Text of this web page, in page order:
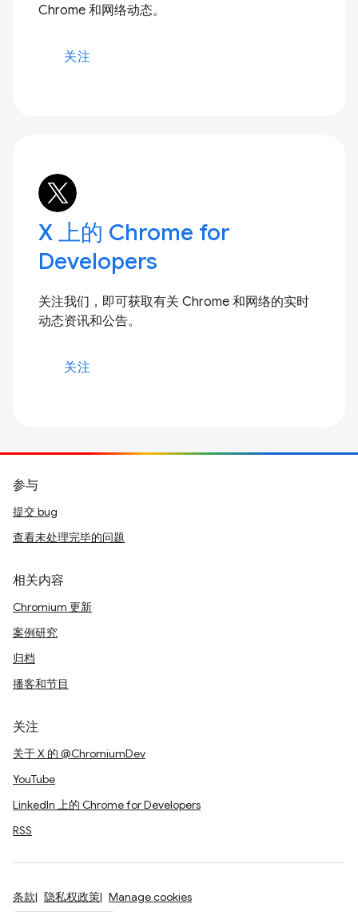
Chrome 和网络动态。
关注
X 上的 Chrome for
Developers
关注我们，即可获取有关 Chrome 和网络的实时
动态资讯和公告。
关注
参与
提交 bug
查看未处理完毕的问题
相关内容
Chromium 更新
案例研究
归档
播客和节目
关注
关于 X 的 @ChromiumDev
YouTube
LinkedIn 上的 Chrome for Developers
RSS
条款 隐私权政策 Manage cookies